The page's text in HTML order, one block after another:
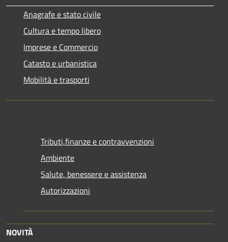
Anagrafe e stato civile
Cultura e tempo libero
Imprese e Commercio
Catasto e urbanistica
Mobilità e trasporti
Tributi,finanze e contravvenzioni
Ambiente
Salute, benessere e assistenza
Autorizzazioni
NOVITÀ